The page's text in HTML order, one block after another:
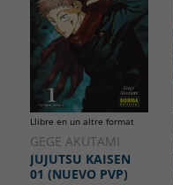
Llibre en un altre format
GEGE AKUTAMI
JUJUTSU KAISEN
01 (NUEVO PVP)